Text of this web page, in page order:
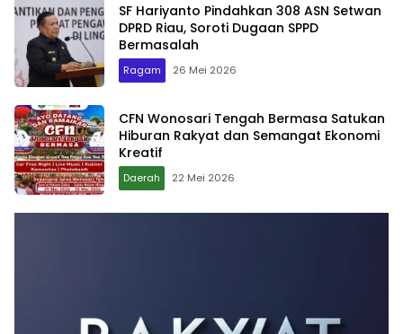
SF Hariyanto Pindahkan 308 ASN Setwan
DPRD Riau, Soroti Dugaan SPPD
Bermasalah
Ragam 26 Mei 2026
CFN Wonosari Tengah Bermasa Satukan
Hiburan Rakyat dan Semangat Ekonomi
Kreatif
Daerah 22 Mei 2026